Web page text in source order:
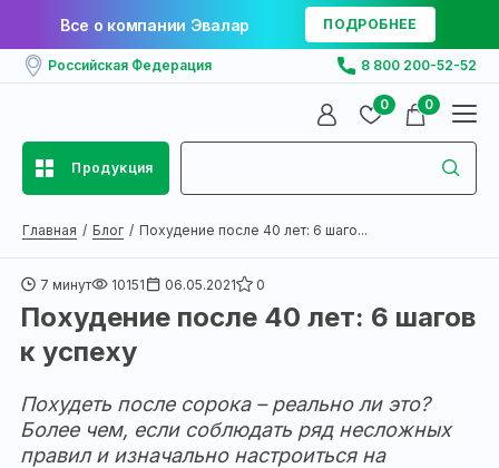
Все о компании Эвалар ПОДРОБНЕЕ
Российская Федерация 8 800 200-52-52
0 0
Продукция
Главная Блог Похудение после 40 лет: 6 шаго...
7 минут 10151 06.05.2021 0
Похудение после 40 лет: 6 шагов
к успеху
Похудеть после сорока – реально ли это?
Более чем, если соблюдать ряд несложных
правил и изначально настроиться на